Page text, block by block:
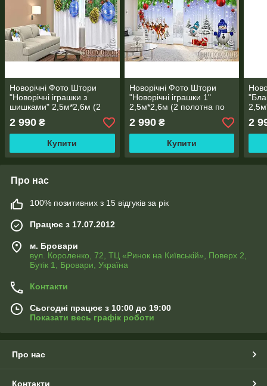
Новорічні Фото Штори
"Новорічні іграшки з
шишками" 2,5м*2,6м (2
полотна по 1,30м), тасьма
2 990 ₴
Купити
Новорічні Фото Штори
"Новорічні іграшки 1"
2,5м*2,6м (2 полотна по
2 990₴
Купити
2
Про нас
100% позитивних з 15 відгуків за рік
Працює з 17.07.2012
м. Бровари
вул. Короленко, 72, ТЦ «Ринок на Київській», Поверх 2,
Бутік 1, Бровари, Україна
Контакти
Сьогодні працює з 10:00 до 19:00
Показати весь графік роботи
Про нас
Контакти